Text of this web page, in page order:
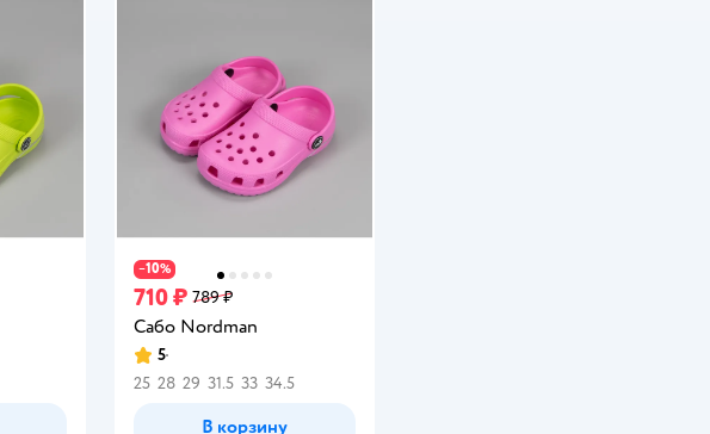
−10%
710 ₽ 789 ₽
Сабо Nordman
Рейтинг:
5
25 28 29 31.5 33 34.5
В корзину